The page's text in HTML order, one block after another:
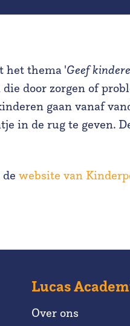
het thema 'Geef
door zorgen of
gaan vanaf
in de rug te geven.
website van
Lucas
Over ons